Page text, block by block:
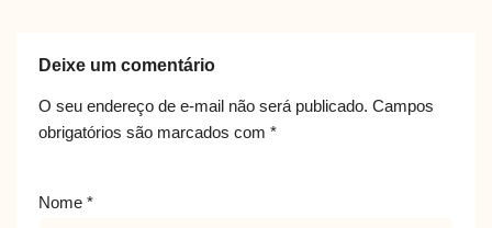
Deixe um comentário
O seu endereço de e-mail não será publicado. Campos
obrigatórios são marcados com *
Nome *